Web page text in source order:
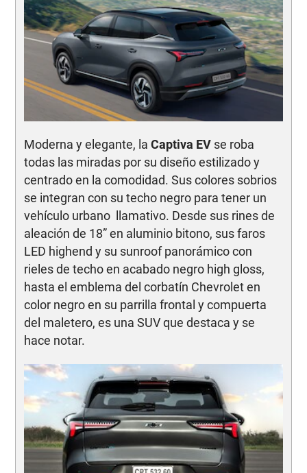
Moderna y elegante, la Captiva EVse roba
todas las miradas por su diseño estilizado y
centrado en la comodidad. Sus colores sobrios
se integran con su techo negro para tener un
vehículo urbano llamativo. Desde sus rines de
aleación de 18” en aluminio bitono, sus faros
LED highend y su sunroof panorámico con
rieles de techo en acabado negro high gloss,
hasta el emblema del corbatín Chevrolet en
color negro en su parrilla frontal y compuerta
del maletero, es una SUV que destaca y se
hace notar.